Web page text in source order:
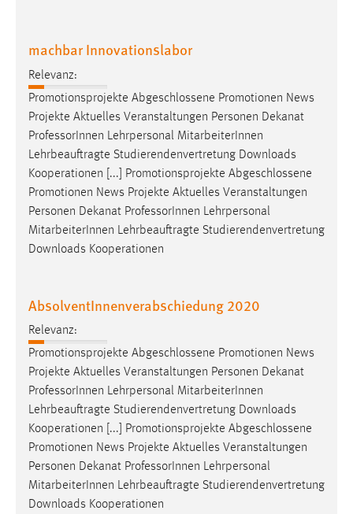
machbar Innovationslabor
Relevanz:
Promotionsprojekte Abgeschlossene Promotionen News
Projekte Aktuelles Veranstaltungen Personen Dekanat
Professor Innen Lehrpersonal MitarbeiterInnen
Lehrbeauftragte Studierendenvertretung Downloads
Kooperationen [...] Promotionsprojekte Abgeschlossene
Promotionen News Projekte Aktuelles Veranstaltungen
Personen Dekanat Professor Innen Lehrpersonal
MitarbeiterInnen Lehrbeauftragte Studierendenvertretung
Downloads Kooperationen
AbsolventInnenverabschiedung 2020
Relevanz:
Promotionsprojekte Abgeschlossene Promotionen News
Projekte Aktuelles Veranstaltungen Personen Dekanat
Professor Innen Lehrpersonal MitarbeiterInnen
Lehrbeauftragte Studierendenvertretung Downloads
Kooperationen [...] Promotionsprojekte Abgeschlossene
Promotionen News Projekte Aktuelles Veranstaltungen
Personen Dekanat Professor Innen Lehrpersonal
MitarbeiterInnen Lehrbeauftragte Studierendenvertretung
Downloads Kooperationen
Plattformen anzeigen zu können, werden von diesen
YouTube
Vimeo